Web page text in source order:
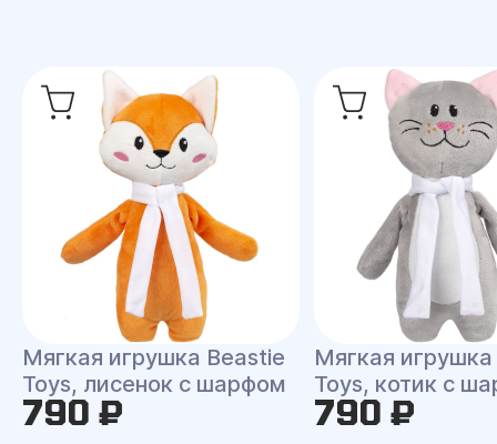
Мягкая игрушка Beastie
Toys, лисенок с шарфом
790 ₽
Мягкая
Toys, котик с
790 ₽